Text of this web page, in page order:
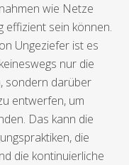
wie Netze
effizient sein können.
Ungeziefer ist es
nur die
sondern darüber
entwerfen, um
Das kann die
die
die kontinuierliche